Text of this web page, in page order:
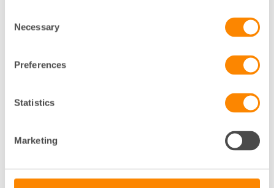
Selection
Necessary
Preferences
Statistics
Marketing
Att renovera badrum på hotell